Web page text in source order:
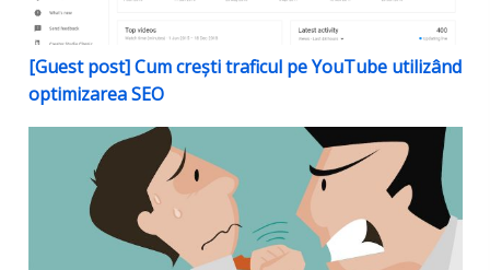
[Guest post] Cum crești traficul pe YouTube utilizând
optimizarea SEO
Cum să lași un comentariu negativ pe Facebook – 5